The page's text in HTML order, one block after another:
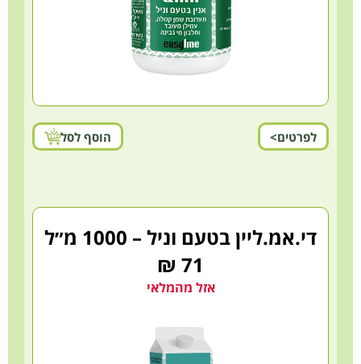
לפרטים> הוסף לסל
די.אמ.ליין בטעם וניל – 1000 מ״ל
71 ₪
אזל מהמלאי